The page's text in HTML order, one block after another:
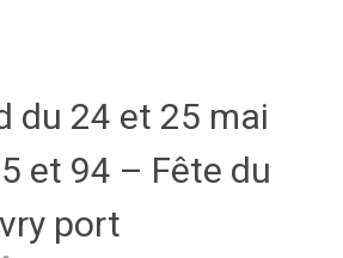
du 24 et 25 mai
et 94 – Fête du
port